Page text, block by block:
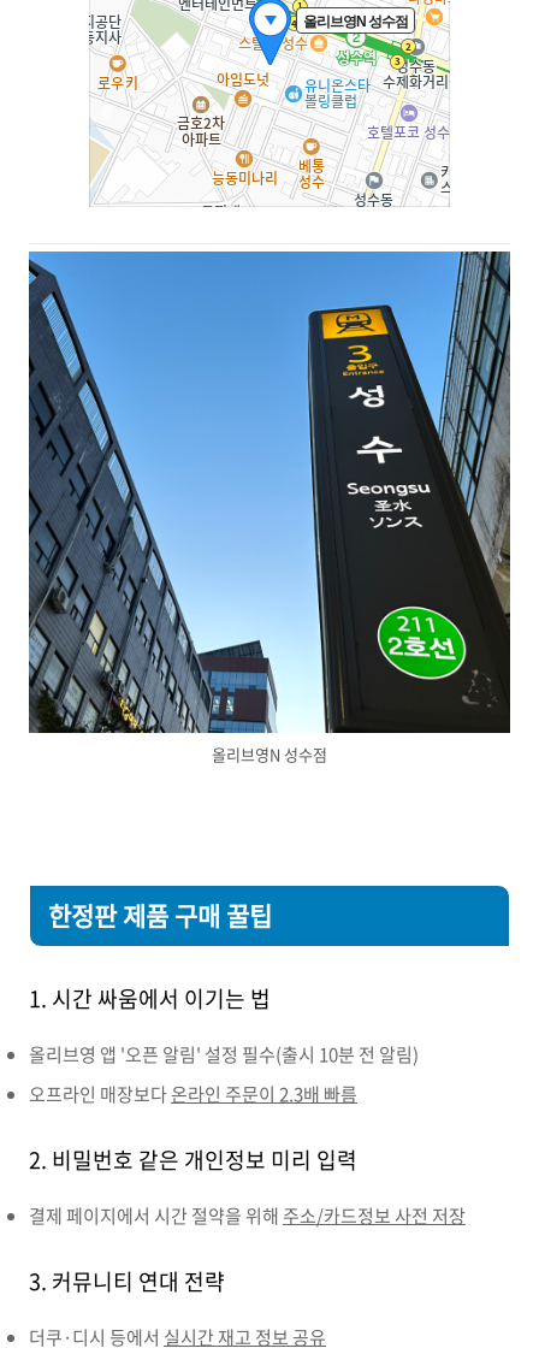
올리브영N 성수점
한정판 제품 구매 꿀팁
1. 시간 싸움에서 이기는 법
올리브영 앱 '오픈 알림' 설정 필수(출시 10분 전 알림)
오프라인 매장보다온라인 주문이 2.3배 빠름
2. 비밀번호 같은 개인정보 미리 입력
결제 페이지에서 시간 절약을 위해 주소/카드정보 사전 저장
3. 커뮤니티 연대 전략
더쿠·디시 등에서 실시간 재고 정보 공유